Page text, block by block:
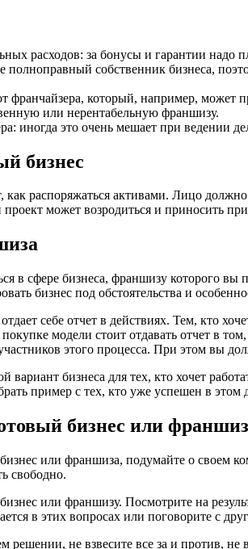
расходов: за бонусы и гарантии надо
полноправный собственник бизнеса,
франчайзера, который, например, может
или нерентабельную франшизу.
иногда это очень мешает при ведении
бизнес
как распоряжаться активами. Лицо
может возродиться и приносить
в сфере бизнеса, франшизу которого
бизнес под обстоятельства и
себе отчет в действиях. Тем, кто
модели стоит отдавать отчет в
этого процесса. При этом вы
бизнеса для тех, кто хочет
пример с тех, кто уже успешен в этом
бизнес или
или франшиза, подумайте о своем
свободно.
или франшизу. Посмотрите на
в этих вопросах или поговорите с
решении, не взвесите все за и против,